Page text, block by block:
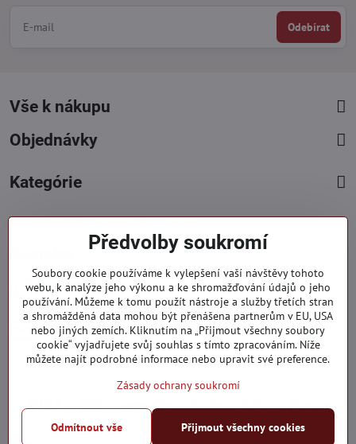
Odebírat
Vše k nákupu
Objednávky
Kategórie
Facebook Instagram Pinterest
+421 919 060 751
Pondělí - Pátek : 09:00 - 15:00 hod.
info​@everlady​.eu
Non stop ( 24/7 )
Předvolby soukromí
Soubory cookie používáme k vylepšení vaší návštěvy tohoto
webu, k analýze jeho výkonu a ke shromažďování údajů o jeho
používání. Můžeme k tomu použít nástroje a služby třetích stran
a shromážděná data mohou být přenášena partnerům v EU, USA
nebo jiných zemích. Kliknutím na „Přijmout všechny soubory
cookie“ vyjadřujete svůj souhlas s tímto zpracováním. Níže
můžete najít podrobné informace nebo upravit své preference.
Zásady ochrany soukromí
Přijmout všechny cookies
Odmítnout vše